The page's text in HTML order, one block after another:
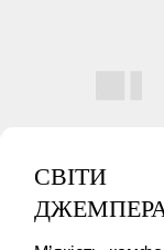
СВІТИ